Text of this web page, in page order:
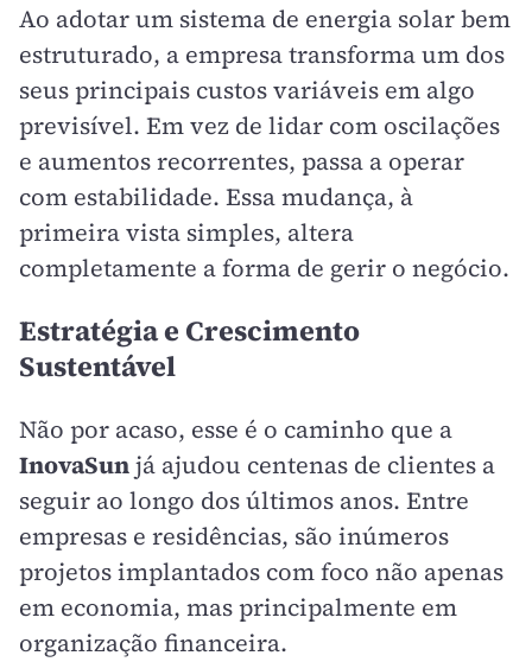
Ao adotar um sistema de energia solar bem
estruturado, a empresa transforma um dos
seus principais custos variáveis em algo
previsível. Em vez de lidar com oscilações
e aumentos recorrentes, passa a operar
com estabilidade. Essa mudança, à
primeira vista simples, altera
completamente a forma de gerir o negócio.
Estratégia e Crescimento
Sustentável
Não por acaso, esse é o caminho que a
InovaSunjá ajudou centenas de clientes a
seguir ao longo dos últimos anos. Entre
empresas e residências, são inúmeros
projetos implantados com foco não apenas
em economia, mas principalmente em
organização financeira.